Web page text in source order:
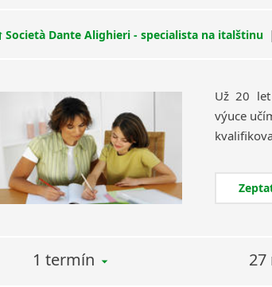
Società Dante Alighieri - specialista na italštinu |
Už 20
výuce
1 termín 27